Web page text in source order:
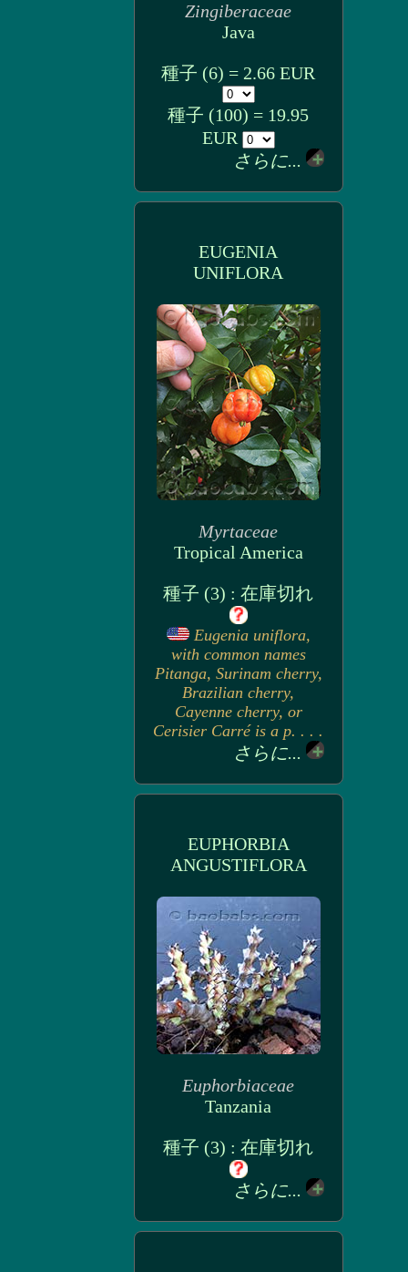
Zingiberaceae
Java
種子 (6) = 2.66 EUR
種子 (100) = 19.95
EUR
さらに...
EUGENIA
UNIFLORA
Myrtaceae
Tropical America
種子 (3) : 在庫切れ
Eugenia uniflora,
with common names
Pitanga, Surinam cherry,
Brazilian cherry,
Cayenne cherry, or
Cerisier Carré is a p. . . .
さらに...
EUPHORBIA
ANGUSTIFLORA
Euphorbiaceae
Tanzania
種子 (3) : 在庫切れ
さらに...